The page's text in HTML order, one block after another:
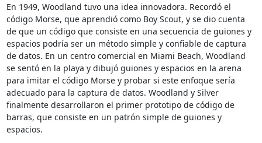
En 1949, Woodland tuvo una idea innovadora. Recordó el
código Morse, que aprendió como Boy Scout, y se dio cuenta
de que un código que consiste en una secuencia de guiones y
espacios podría ser un método simple y confiable de captura
de datos. En un centro comercial en Miami Beach, Woodland
se sentó en la playa y dibujó guiones y espacios en la arena
para imitar el código Morse y probar si este enfoque sería
adecuado para la captura de datos. Woodland y Silver
finalmente desarrollaron el primer prototipo de código de
barras, que consiste en un patrón simple de guiones y
espacios.